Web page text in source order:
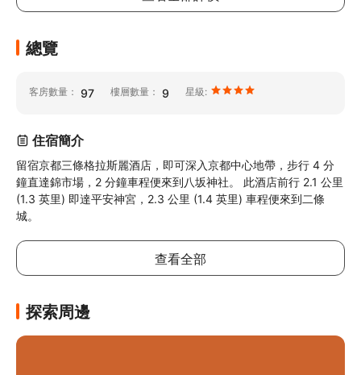
總覽
客房數量： 97 樓層數量： 9 星級:
住宿簡介
留宿京都三條格拉斯麗酒店，即可深入京都中心地帶，步行 4 分
鐘直達錦市場，2 分鐘車程便來到八坂神社。 此酒店前行 2.1 公里
(1.3 英里) 即達平安神宮，2.3 公里 (1.4 英里) 車程便來到二條
城。
查看全部
探索周邊